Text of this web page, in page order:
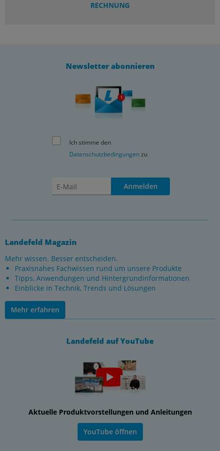
RECHNUNG
Newsletter abonnieren
Ich stimme den
Datenschutzbedingungenzu
Anmelden
Landefeld Magazin
Mehr wissen. Besser entscheiden.
Praxisnahes Fachwissen rund um unsere Produkte
Tipps, Anwendungen und Hintergrundinformationen
Einblicke in Technik, Trends und Lösungen
Mehr erfahren
Landefeld auf YouTube
Aktuelle Produktvorstellungen und Anleitungen
YouTube öffnen